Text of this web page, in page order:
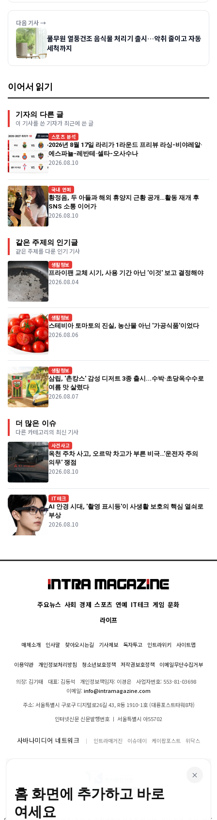
다음 기사 →
풀무원 열풍건조 음식물 처리기 출시…악취 줄이고 자동
세척까지
이어서 읽기
기자의 다른 글
이 기사를 쓴 기자가 최근에 쓴 글
스포츠 분석
2026년 8월 17일 라리가 1라운드 프리뷰 라싱-비야레알·
에스파뇰-레반테·셀타-오사수나
2026.08.10
국내 연예
황정음, 두 아들과 해외 휴양지 근황 공개…활동 재개 후
SNS 소통 이어가
2026.08.10
같은 주제의 인기글
같은 주제를 다룬 인기 기사
생활정보
프라이팬 교체 시기, 사용 기간 아닌 '이것' 보고 결정해야
2026.08.04
생활정보
스테비아 토마토의 진실, 농산물 아닌 '가공식품'이었다
2026.08.06
생활정보
삼립, '촌캉스' 감성 디저트 3종 출시...수박·초당옥수수로
여름 맛 살렸다
2026.08.07
더 많은 이슈
다른 카테고리의 최신 기사
사건사고
옥천 주차 사고, 오르막 차고가 부른 비극…'운전자 주의
의무' 쟁점
2026.08.10
IT테크
AI 안경 시대, '촬영 표시등'이 사생활 보호의 핵심 열쇠로
부상
2026.08.10
주요뉴스 사회 경제 스포츠 연예 IT테크 게임 문화
라이프
매체소개 인사말 찾아오시는길 기사제보 독자투고 인트라위키 사이트맵
이용약관 개인정보처리방침 청소년보호정책 저작권보호정책 이메일무단수집거부
의장: 김기태 대표: 김동석 개인정보책임자: 이경은
사업자번호: 553-81-03698
이메일:info@intramagazine.com
주소: 서울특별시 구로구 디지털로26길 43, R동 1910-1호 (대륭포스트타워8차)
인터넷신문 신문발행번호 ㅣ 서울특별시 아55702
사바나미디어 네트워크 인트라매거진 이슈데이 케이팝포스트 위닥스
×
홈 화면에 추가하고 바로
여세요